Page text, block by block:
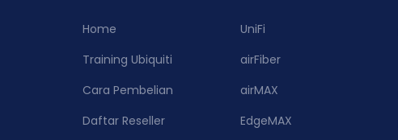
Home
Training Ubiquiti
Cara Pembelian
Daftar Reseller
UniFi
airFiber
airMAX
EdgeMAX